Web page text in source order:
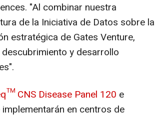
"Al combinar nuestra
de la Iniciativa de Datos sobre la
estratégica de Gates Venture,
y desarrollo
CNS Disease Panel 120 e
en centros de